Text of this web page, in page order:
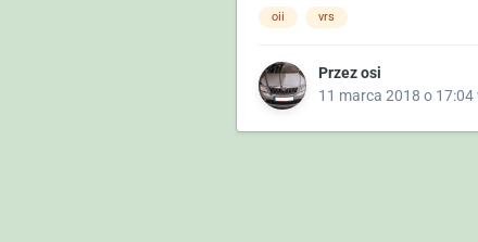
oii vrs
Przezosi
11 marca 2018 o 17:04